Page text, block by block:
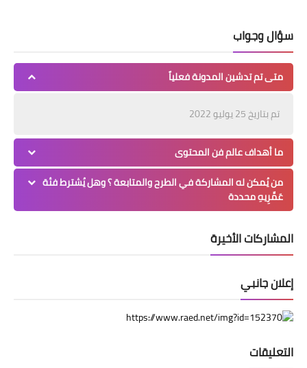
سؤال وجواب
متى تم تدشين المدونة فعلياً
تم بتاريخ 25 يوليو 2022
ما أهداف عالم فن المحتوى
من يُمكن له المشاركة في الطرح والمتابعة ؟ وهل يُشترط فئة
عَمِّرِيهِ محددة
المشاركات الأخيرة
إعلان جانبي
التعليقات